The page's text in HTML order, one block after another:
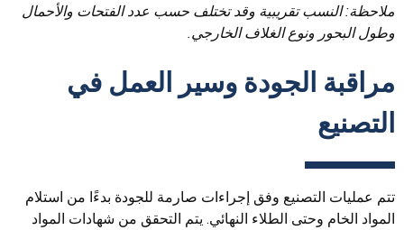
ملاحظة: النسب تقريبية وقد تختلف حسب عدد الفتحات والأحمال
وطول البحور ونوع الغلاف الخارجي.
مراقبة الجودة وسير العمل في
التصنيع
تتم عمليات التصنيع وفق إجراءات صارمة للجودة بدءًا من استلام
المواد الخام وحتى الطلاء النهائي. يتم التحقق من شهادات المواد